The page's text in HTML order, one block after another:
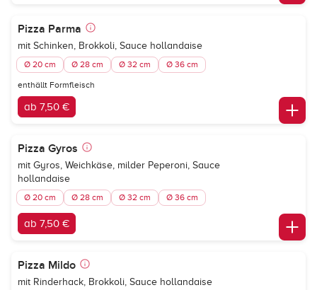
Pizza Parma
mit Schinken, Brokkoli, Sauce hollandaise
Ø 20 cm Ø 28 cm Ø 32 cm Ø 36 cm
enthällt Formfleisch
ab 7,50 €
Pizza Gyros
mit Gyros, Weichkäse, milder Peperoni, Sauce
hollandaise
Ø 20 cm Ø 28 cm Ø 32 cm Ø 36 cm
ab 7,50 €
Pizza Mildo
mit Rinderhack, Brokkoli, Sauce hollandaise